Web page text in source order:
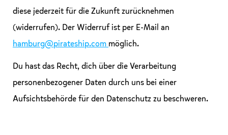
diese jederzeit für die Zukunft zurücknehmen
(widerrufen). Der Widerruf ist per E-Mail an
hamburg@pirateship.com möglich.
Du hast das Recht, dich über die Verarbeitung
personenbezogener Daten durch uns bei einer
Aufsichtsbehörde für den Datenschutz zu beschweren.